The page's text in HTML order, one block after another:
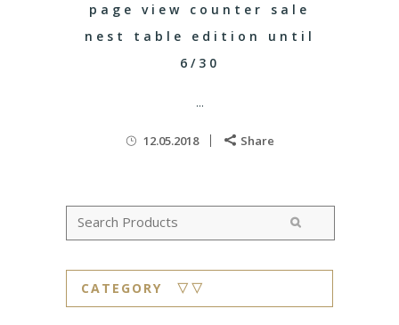
page view counter sale
nest table edition until
6/30
...
12.05.2018 Share
CATEGORY ▽▽